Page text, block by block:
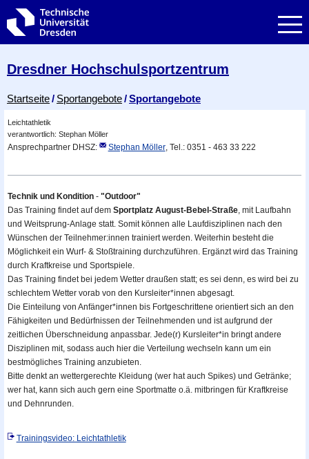
Dresdner Hochschul­sportzentrum
Breadcrumb-Menü
Startseite Sportangebote Sportangebote
Leichtathletik
verantwortlich: Stephan Möller
Ansprechpartner DHSZ: Stephan Möller, Tel.: 0351 - 463 33 222
Technik und Kondition - "Outdoor"
Das Training findet auf dem Sportplatz August-Bebel-Straße, mit Laufbahn
und Weitsprung-Anlage statt. Somit können alle Laufdisziplinen nach den
Wünschen der Teilnehmer:innen trainiert werden. Weiterhin besteht die
Möglichkeit ein Wurf- & Stoßtraining durchzuführen. Ergänzt wird das Training
durch Kraftkreise und Sportspiele.
Das Training findet bei jedem Wetter draußen statt; es sei denn, es wird bei zu
schlechtem Wetter vorab von den Kursleiter*innen abgesagt.
Die Einteilung von Anfänger*innen bis Fortgeschrittene orientiert sich an den
Fähigkeiten und Bedürfnissen der Teilnehmenden und ist aufgrund der
zeitlichen Überschneidung anpassbar. Jede(r) Kursleiter*in bringt andere
Disziplinen mit, sodass auch hier die Verteilung wechseln kann um ein
bestmögliches Training anzubieten.
Bitte denkt an wettergerechte Kleidung (wer hat auch Spikes) und Getränke;
wer hat, kann sich auch gern eine Sportmatte o.ä. mitbringen für Kraftkreise
und Dehnrunden.
Trainingsvideo: Leichtathletik